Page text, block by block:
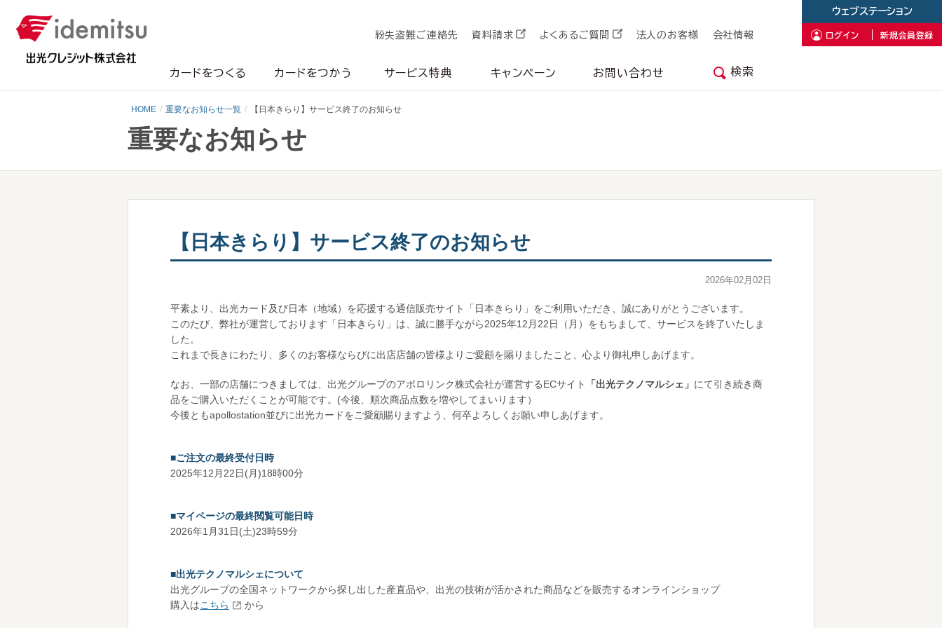
紛失盗難ご連絡先 資料請求 よくあるご質問 法人のお客様 会社情報
カードをつくる カードをつかう サービス特典 キャンペーン お問い合わせ 検索
ウェブステーション
ログイン 新規会員登録
HOME 重要なお知らせ一覧 【日本きらり】サービス終了のお知らせ
重要なお知らせ
【日本きらり】サービス終了のお知らせ
2026年02月02日
平素より、出光カード及び日本（地域）を応援する通信販売サイト「日本きらり」をご利用いただき、誠にありがとうございます。
このたび、弊社が運営しております「日本きらり」は、誠に勝手ながら2025年12月22日（月）をもちまして、サービスを終了いたしま
した。
これまで長きにわたり、多くのお客様ならびに出店店舗の皆様よりご愛顧を賜りましたこと、心より御礼申しあげます。
なお、一部の店舗につきましては、出光グループのアポロリンク株式会社が運営するECサイト 「出光テクノマルシェ」 にて引き続き商
品をご購入いただくことが可能です。(今後、順次商品点数を増やしてまいります）
今後ともapollostation並びに出光カードをご愛顧賜りますよう、何卒よろしくお願い申しあげます。
■ご注文の最終受付日時
2025年12月22日(月)18時00分
■マイページの最終閲覧可能日時
2026年1月31日(土)23時59分
■出光テクノマルシェについて
出光グループの全国ネットワークから探し出した産直品や、出光の技術が活かされた商品などを販売するオンラインショップ
購入はこちら から